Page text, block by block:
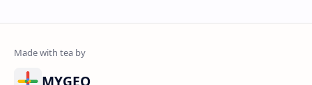
MYGEO